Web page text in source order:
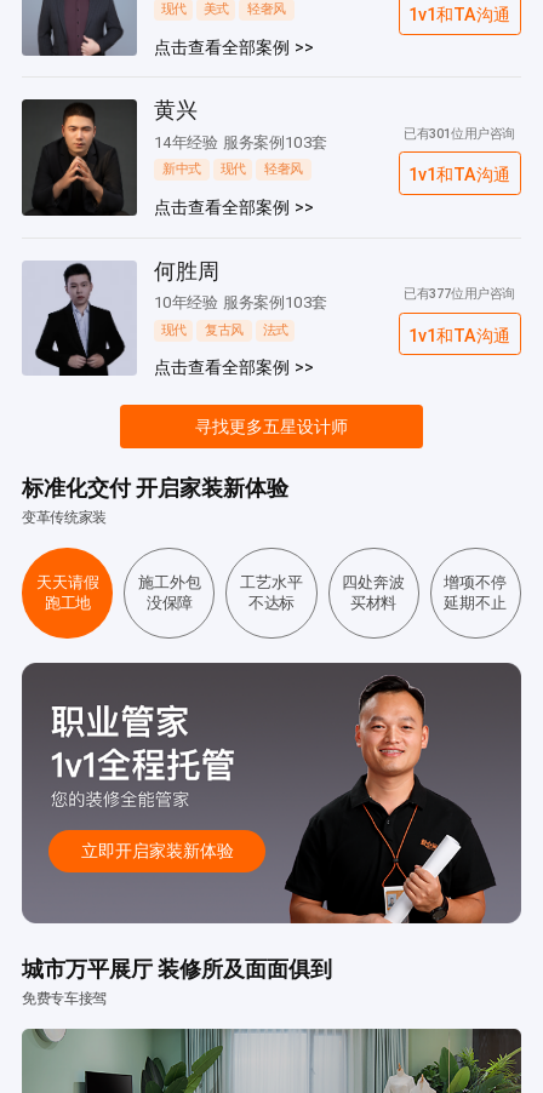
现代 美式 轻奢风
点击查看全部案例 >>
1v1和TA沟通
黄兴
14年经验 服务案例103套
新中式 现代 轻奢风
点击查看全部案例 >>
已有301位用户咨询
1v1和TA沟通
何胜周
10年经验 服务案例103套
现代 复古风 法式
点击查看全部案例 >>
已有377位用户咨询
1v1和TA沟通
寻找更多五星设计师
标准化交付 开启家装新体验
变革传统家装
天天请假
跑工地
施工外包
没保障
工艺水平
不达标
四处奔波
买材料
增项不停
延期不止
立即开启家装新体验
城市万平展厅 装修所及面面俱到
免费专车接驾